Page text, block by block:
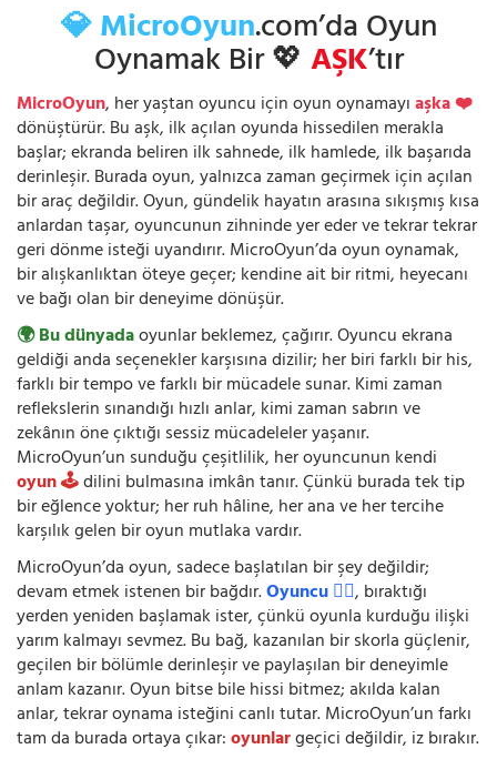
💎 MicroOyun.com’da Oyun
Oynamak Bir 💖AŞK’tır
MicroOyun, her yaştan oyuncu için oyun oynamayıaşka ❤️
dönüştürür. Bu aşk, ilk açılan oyunda hissedilen merakla
başlar; ekranda beliren ilk sahnede, ilk hamlede, ilk başarıda
derinleşir. Burada oyun, yalnızca zaman geçirmek için açılan
bir araç değildir. Oyun, gündelik hayatın arasına sıkışmış kısa
anlardan taşar, oyuncunun zihninde yer eder ve tekrar tekrar
geri dönme isteği uyandırır. MicroOyun’da oyun oynamak,
bir alışkanlıktan öteye geçer; kendine ait bir ritmi, heyecanı
ve bağı olan bir deneyime dönüşür.
🌍 Bu dünyadaoyunlar beklemez, çağırır. Oyuncu ekrana
geldiği anda seçenekler karşısına dizilir; her biri farklı bir his,
farklı bir tempo ve farklı bir mücadele sunar. Kimi zaman
reflekslerin sınandığı hızlı anlar, kimi zaman sabrın ve
zekânın öne çıktığı sessiz mücadeleler yaşanır.
MicroOyun’un sunduğu çeşitlilik, her oyuncunun kendi
oyun 🕹️dilini bulmasına imkân tanır. Çünkü burada tek tip
bir eğlence yoktur; her ruh hâline, her ana ve her tercihe
karşılık gelen bir oyun mutlaka vardır.
MicroOyun’da oyun, sadece başlatılan bir şey değildir;
devam etmek istenen bir bağdır.Oyuncu 🧍‍♂️, bıraktığı
yerden yeniden başlamak ister, çünkü oyunla kurduğu ilişki
yarım kalmayı sevmez. Bu bağ, kazanılan bir skorla güçlenir,
geçilen bir bölümle derinleşir ve paylaşılan bir deneyimle
anlam kazanır. Oyun bitse bile hissi bitmez; akılda kalan
anlar, tekrar oynama isteğini canlı tutar. MicroOyun’un farkı
tam da burada ortaya çıkar:oyunlargeçici değildir, iz bırakır.